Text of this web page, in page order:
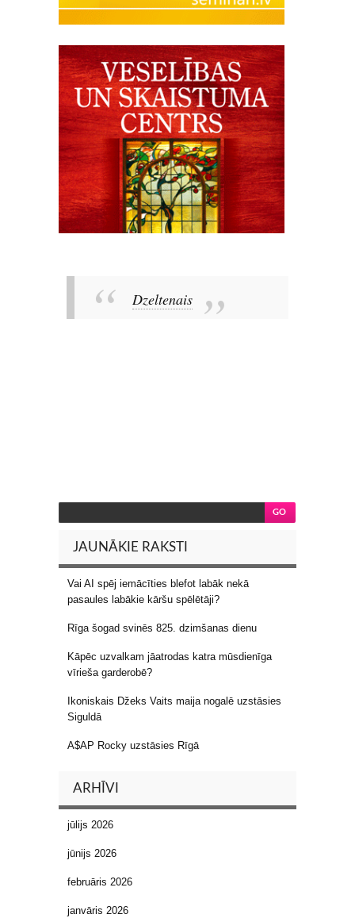
Dzeltenais
JAUNĀKIE RAKSTI
Vai AI spēj iemācīties blefot labāk nekā
pasaules labākie kāršu spēlētāji?
Rīga šogad svinēs 825. dzimšanas dienu
Kāpēc uzvalkam jāatrodas katra mūsdienīga
vīrieša garderobē?
Ikoniskais Džeks Vaits maija nogalē uzstāsies
Siguldā
A$AP Rocky uzstāsies Rīgā
ARHĪVI
jūlijs 2026
jūnijs 2026
februāris 2026
janvāris 2026